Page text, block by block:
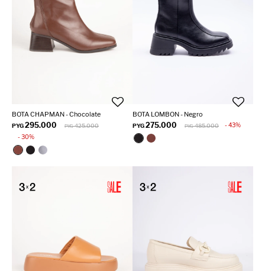
BOTA CHAPMAN - Chocolate
PYG295.000 PYG 425.000
30
BOTA LOMBON - Negro
PYG275.000 PYG 485.000 43